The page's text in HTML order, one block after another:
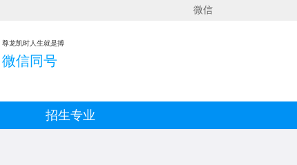
微信
尊龙凯时人生就是搏
微信同号
招生专业